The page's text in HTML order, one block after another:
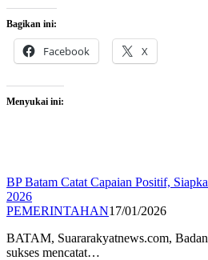
Bagikan ini:
Facebook X
Menyukai ini:
BP Batam Catat Capaian Positif,
2026
PEMERINTAHAN17/01/2026
BATAM, Suararakyatnews.com,
sukses mencatat…